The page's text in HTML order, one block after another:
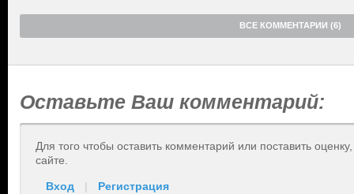
ВСЕ КОММЕНТАРИИ (6)
Оставьте Ваш комментарий:
Для того чтобы оставить комментарий или поставить
сайте.
Вход | Регистрация